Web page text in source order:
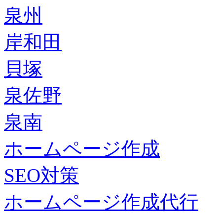
泉州
岸和田
貝塚
泉佐野
泉南
ホームページ作成
SEO対策
ホームページ作成代行